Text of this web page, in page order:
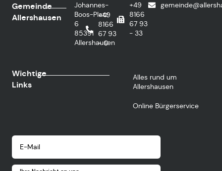
Gemeinde
Allershausen
Johannes-
Boos-Platz
6
85391
Allershausen
+49
8166
67 93
- 0
+49
8166
67 93
- 33
Wichtige
Links
Alles rund um
Allershausen
Online Bürgerservice